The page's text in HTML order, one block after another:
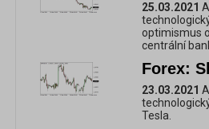
25.03.2021
optimismus
centrální
Forex:
23.03.2021
Tesla.